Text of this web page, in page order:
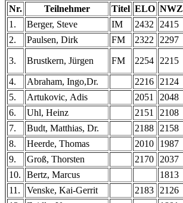
Nr. Teilnehmer Titel ELO NWZ
1.
Berger, Steve IM 2432 2415
2.
Paulsen, Dirk FM 2322 2297
3. Brustkern, Jürgen FM 2254 2215
4.
Abraham, Ingo,Dr. 2216 2124
5.
Artukovic, Adis 2051 2048
6.
Uhl, Heinz 2151 2108
7.
Budt, Matthias, Dr. 2188 2158
8.
Heerde, Thomas 2010 1987
9.
Groß, Thorsten 2170 2037
10.
Bertz, Marcus 1813
11.
Venske, Kai-Gerrit 2183 2126